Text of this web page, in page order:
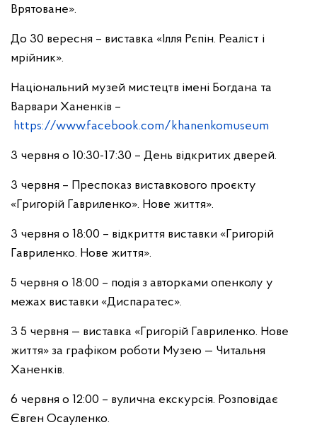
Врятоване».
До 30 вересня – виставка «Ілля Рєпін. Реаліст і
мрійник».
Національний музей мистецтв імені Богдана та
Варвари Ханенків –
https://www.facebook.com/khanenkomuseum
3 червня о 10:30-17:30 – День відкритих дверей.
3 червня – Преспоказ виставкового проєкту
«Григорій Гавриленко». Нове життя».
3 червня о 18:00 – відкриття виставки «Григорій
Гавриленко. Нове життя».
5 червня о 18:00 – подія з авторками опенколу у
межах виставки «Диспаратес».
З 5 червня — виставка «Григорій Гавриленко. Нове
життя» за графіком роботи Музею — Читальня
Ханенків.
6 червня о 12:00 – вулична екскурсія. Розповідає
Євген Осауленко.